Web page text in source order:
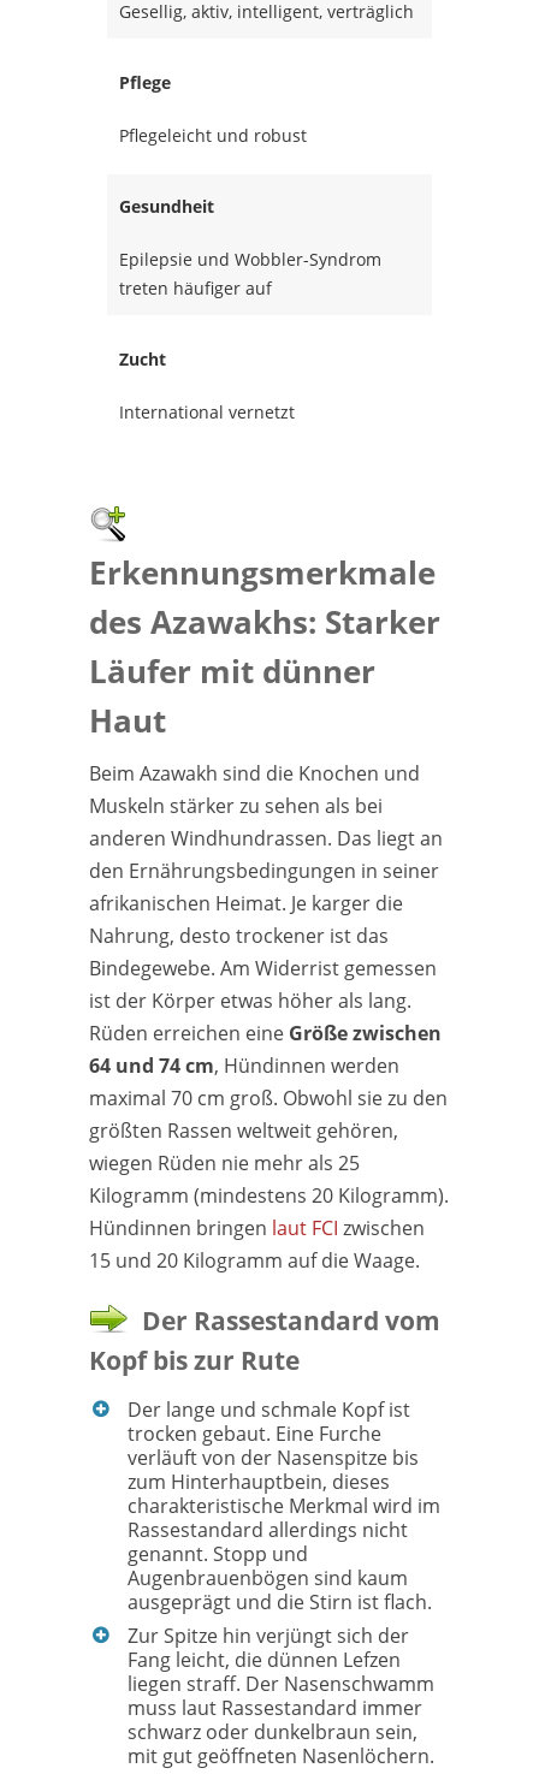
Gesellig, aktiv, intelligent, verträglich
Pflege
Pflegeleicht und robust
Gesundheit
Epilepsie und Wobbler-Syndrom
treten häufiger auf
Zucht
International vernetzt
Erkennungsmerkmale
des Azawakhs: Starker
Läufer mit dünner
Haut
Beim Azawakh sind die Knochen und
Muskeln stärker zu sehen als bei
anderen Windhundrassen. Das liegt an
den Ernährungsbedingungen in seiner
afrikanischen Heimat. Je karger die
Nahrung, desto trockener ist das
Bindegewebe. Am Widerrist gemessen
ist der Körper etwas höher als lang.
Rüden erreichen eine Größe zwischen
64 und 74 cm, Hündinnen werden
maximal 70 cm groß. Obwohl sie zu den
größten Rassen weltweit gehören,
wiegen Rüden nie mehr als 25
Kilogramm (mindestens 20 Kilogramm).
Hündinnen bringen laut FCI zwischen
15 und 20 Kilogramm auf die Waage.
Der Rassestandard vom
Kopf bis zur Rute
Der lange und schmale Kopf ist
trocken gebaut. Eine Furche
verläuft von der Nasenspitze bis
zum Hinterhauptbein, dieses
charakteristische Merkmal wird im
Rassestandard allerdings nicht
genannt. Stopp und
Augenbrauenbögen sind kaum
ausgeprägt und die Stirn ist flach.
Zur Spitze hin verjüngt sich der
Fang leicht, die dünnen Lefzen
liegen straff. Der Nasenschwamm
muss laut Rassestandard immer
schwarz oder dunkelbraun sein,
mit gut geöffneten Nasenlöchern.